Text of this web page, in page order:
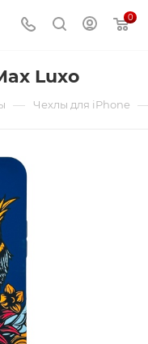
0
Luxo
— Чехлы для iPhone